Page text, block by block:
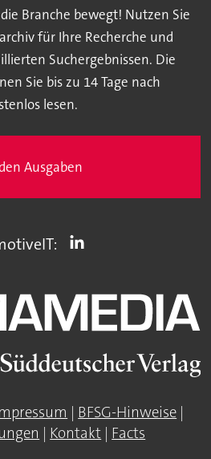
Branche bewegt! Nutzen Sie
für Ihre Recherche und
Suchergebnissen. Die
Sie bis zu 14 Tage nach
lesen.
Ausgaben
| BFSG-Hinweise |
| Kontakt | Facts